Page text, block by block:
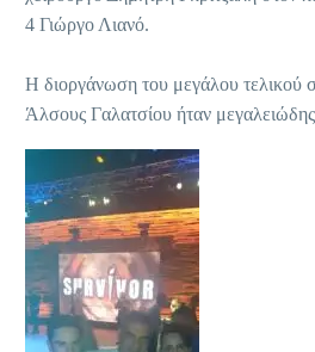
4 Γιώργο Λιανό.
Η διοργάνωση του μεγάλου τελικού
Άλσους Γαλατσίου ήταν